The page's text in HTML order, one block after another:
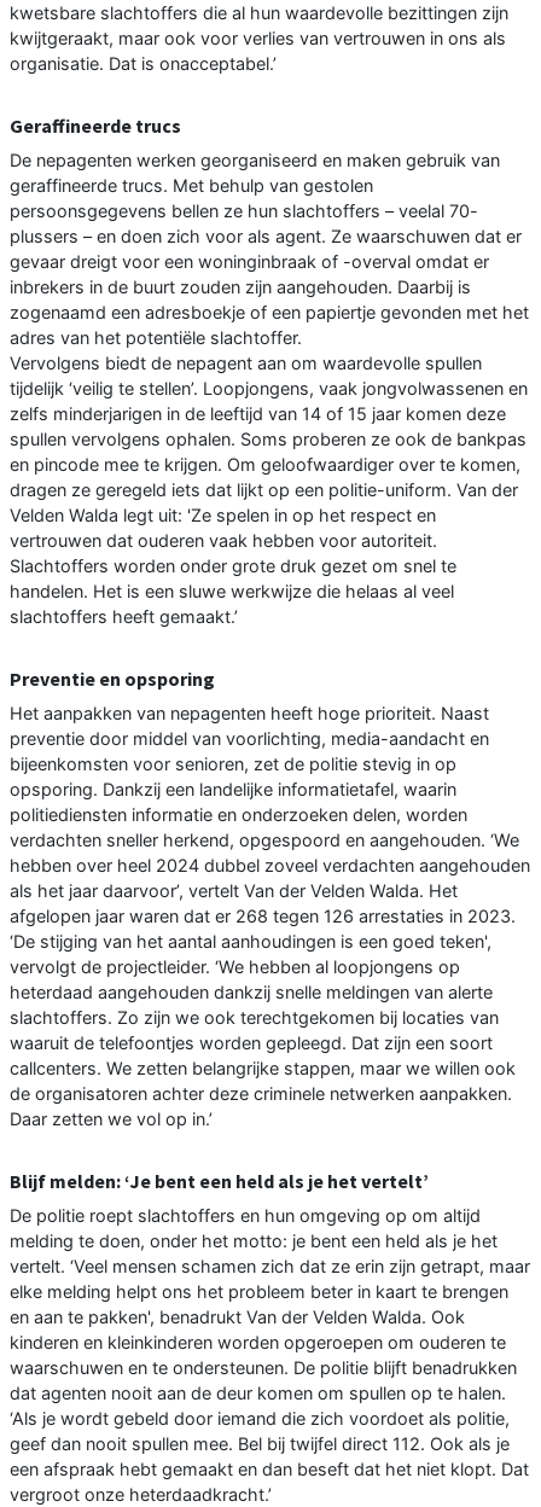
kwetsbare slachtoffers die al hun waardevolle bezittingen zijn
kwijtgeraakt, maar ook voor verlies van vertrouwen in ons als
organisatie. Dat is onacceptabel.’
Geraffineerde trucs
De nepagenten werken georganiseerd en maken gebruik van
geraffineerde trucs. Met behulp van gestolen
persoonsgegevens bellen ze hun slachtoffers – veelal 70-
plussers – en doen zich voor als agent. Ze waarschuwen dat er
gevaar dreigt voor een woninginbraak of -overval omdat er
inbrekers in de buurt zouden zijn aangehouden. Daarbij is
zogenaamd een adresboekje of een papiertje gevonden met het
adres van het potentiële slachtoffer.
Vervolgens biedt de nepagent aan om waardevolle spullen
tijdelijk ‘veilig te stellen’. Loopjongens, vaak jongvolwassenen en
zelfs minderjarigen in de leeftijd van 14 of 15 jaar komen deze
spullen vervolgens ophalen. Soms proberen ze ook de bankpas
en pincode mee te krijgen. Om geloofwaardiger over te komen,
dragen ze geregeld iets dat lijkt op een politie-uniform. Van der
Velden Walda legt uit: 'Ze spelen in op het respect en
vertrouwen dat ouderen vaak hebben voor autoriteit.
Slachtoffers worden onder grote druk gezet om snel te
handelen. Het is een sluwe werkwijze die helaas al veel
slachtoffers heeft gemaakt.’
Preventie en opsporing
Het aanpakken van nepagenten heeft hoge prioriteit. Naast
preventie door middel van voorlichting, media-aandacht en
bijeenkomsten voor senioren, zet de politie stevig in op
opsporing. Dankzij een landelijke informatietafel, waarin
politiediensten informatie en onderzoeken delen, worden
verdachten sneller herkend, opgespoord en aangehouden. ‘We
hebben over heel 2024 dubbel zoveel verdachten aangehouden
als het jaar daarvoor’, vertelt Van der Velden Walda. Het
afgelopen jaar waren dat er 268 tegen 126 arrestaties in 2023.
‘De stijging van het aantal aanhoudingen is een goed teken',
vervolgt de projectleider. ‘We hebben al loopjongens op
heterdaad aangehouden dankzij snelle meldingen van alerte
slachtoffers. Zo zijn we ook terechtgekomen bij locaties van
waaruit de telefoontjes worden gepleegd. Dat zijn een soort
callcenters. We zetten belangrijke stappen, maar we willen ook
de organisatoren achter deze criminele netwerken aanpakken.
Daar zetten we vol op in.’
Blijf melden: ‘Je bent een held als je het vertelt’
De politie roept slachtoffers en hun omgeving op om altijd
melding te doen, onder het motto: je bent een held als je het
vertelt. ‘Veel mensen schamen zich dat ze erin zijn getrapt, maar
elke melding helpt ons het probleem beter in kaart te brengen
en aan te pakken', benadrukt Van der Velden Walda. Ook
kinderen en kleinkinderen worden opgeroepen om ouderen te
waarschuwen en te ondersteunen. De politie blijft benadrukken
dat agenten nooit aan de deur komen om spullen op te halen.
‘Als je wordt gebeld door iemand die zich voordoet als politie,
geef dan nooit spullen mee. Bel bij twijfel direct 112. Ook als je
een afspraak hebt gemaakt en dan beseft dat het niet klopt. Dat
vergroot onze heterdaadkracht.’